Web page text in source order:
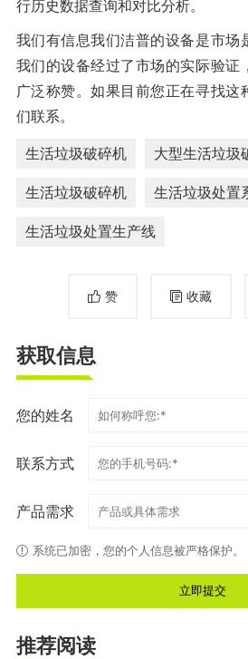
行历史数据查询和对比分析。
我们有信息我们洁普的设备是市场
我们的设备经过了市场的实际验证
广泛称赞。如果目前您正在寻找这
们联系。
生活垃圾破碎机 大型生活垃圾
生活垃圾破碎机 生活垃圾处置
生活垃圾处置生产线
赞 收藏
获取信息
您的姓名
联系方式
产品需求
系统已加密，您的个人信息被严格保护。
推荐阅读